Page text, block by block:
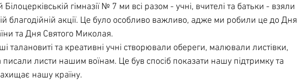
гімназії № 7 ми всі разом - учні, вчителі та батьки - взяли
благодійній акції. Це було особливо важливо, адже ми робили це до Дня
та Дня Святого Миколая.
та креативні учні створювали обереги, малювали листівки,
писали листи нашим воїнам. Це був спосіб показати нашу підтримку та
нашу країну.